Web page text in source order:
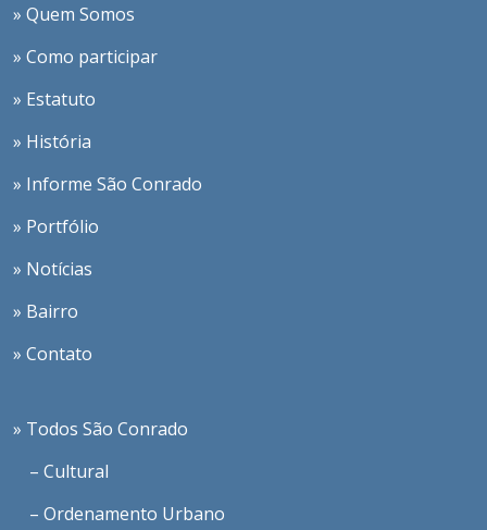
» Quem Somos
» Como participar
» Estatuto
» História
» Informe São Conrado
» Portfólio
» Notícias
» Bairro
» Contato
» Todos São Conrado
– Cultural
– Ordenamento Urbano